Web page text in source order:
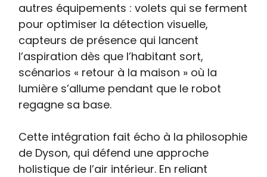
autres équipements : volets qui se ferment
pour optimiser la détection visuelle,
capteurs de présence qui lancent
l’aspiration dès que l’habitant sort,
scénarios « retour à la maison » où la
lumière s’allume pendant que le robot
regagne sa base.
Cette intégration fait écho à la philosophie
de Dyson, qui défend une approche
holistique de l’air intérieur. En reliant